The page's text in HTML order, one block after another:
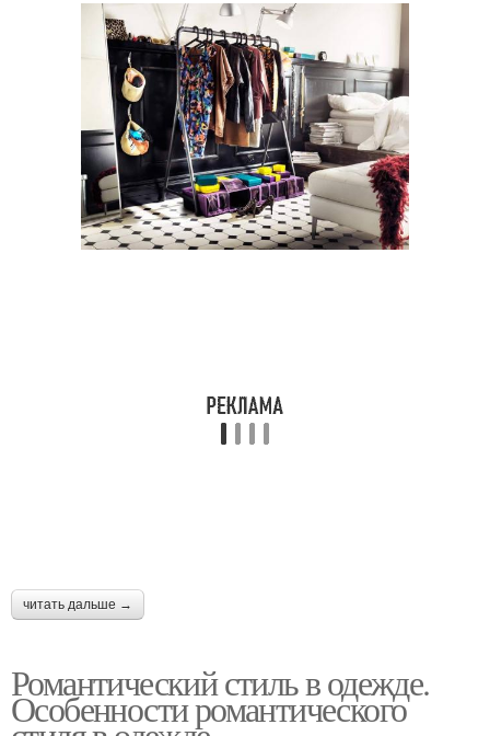
читать дальше →
Романтический стиль в одежде.
Особенности романтического